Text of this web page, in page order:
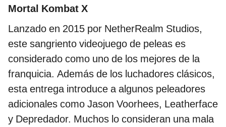
Mortal Kombat X
Lanzado en 2015 por NetherRealm Studios,
este sangriento videojuego de peleas es
considerado como uno de los mejores de la
franquicia. Además de los luchadores clásicos,
esta entrega introduce a algunos peleadores
adicionales como Jason Voorhees, Leatherface
y Depredador. Muchos lo consideran una mala